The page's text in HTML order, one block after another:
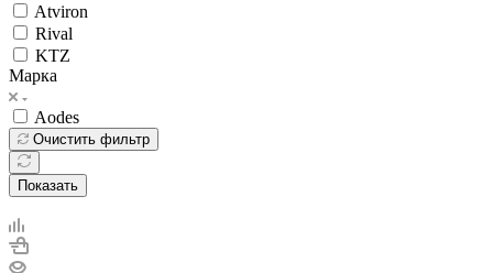
Atviron
Rival
KTZ
Марка
Aodes
Очистить фильтр
Показать